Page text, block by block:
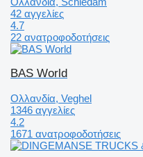
42 αγγελίες
4.7
22 ανατροφοδοτήσεις
BAS World
Ολλανδία, Veghel
1346 αγγελίες
4.2
1671 ανατροφοδοτήσεις